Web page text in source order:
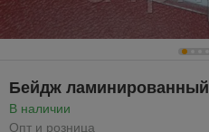
Бейдж ламинированный
В наличии
Опт и розница